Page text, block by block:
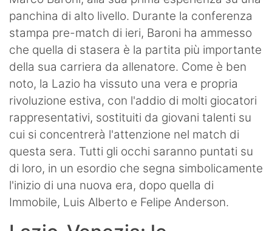
panchina di alto livello. Durante la conferenza
stampa pre-match di ieri, Baroni ha ammesso
che quella di stasera è la partita più importante
della sua carriera da allenatore. Come è ben
noto, la Lazio ha vissuto una vera e propria
rivoluzione estiva, con l'addio di molti giocatori
rappresentativi, sostituiti da giovani talenti su
cui si concentrerà l'attenzione nel match di
questa sera. Tutti gli occhi saranno puntati su
di loro, in un esordio che segna simbolicamente
l'inizio di una nuova era, dopo quella di
Immobile, Luis Alberto e Felipe Anderson.